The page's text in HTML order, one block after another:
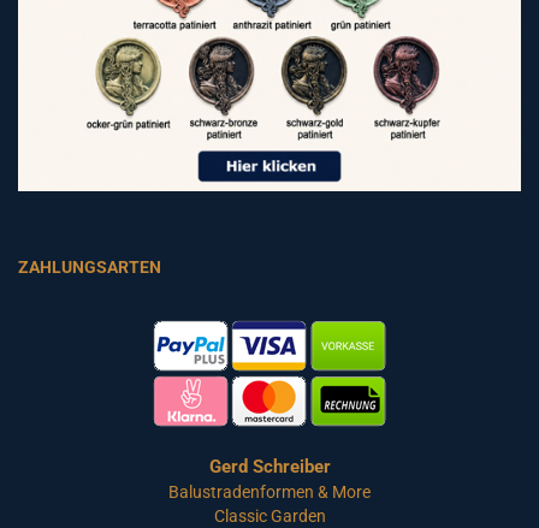
ZAHLUNGSARTEN
Gerd Schreiber
Balustradenformen & More
Classic Garden